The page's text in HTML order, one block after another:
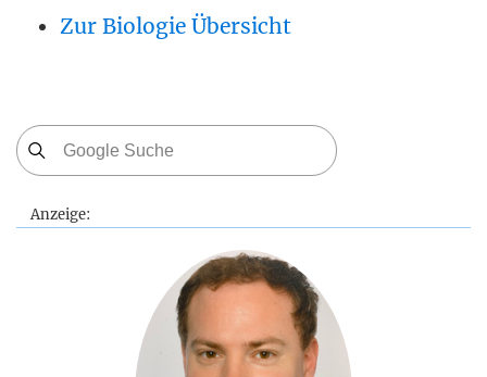
Zur Biologie Übersicht
Anzeige: